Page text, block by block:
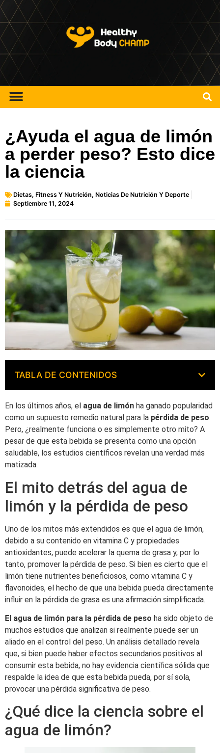
¿Ayuda el agua de limón
a perder peso? Esto dice
la ciencia
Dietas, Fitness Y Nutrición, Noticias De Nutrición Y Deporte
Septiembre 11, 2024
TABLA DE CONTENIDOS
En los últimos años, el agua de limón ha ganado popularidad
como un supuesto remedio natural para la pérdida de peso.
Pero, ¿realmente funciona o es simplemente otro mito? A
pesar de que esta bebida se presenta como una opción
saludable, los estudios científicos revelan una verdad más
matizada.
El mito detrás del agua de
limón y la pérdida de peso
Uno de los mitos más extendidos es que el agua de limón,
debido a su contenido en vitamina C y propiedades
antioxidantes, puede acelerar la quema de grasa y, por lo
tanto, promover la pérdida de peso. Si bien es cierto que el
limón tiene nutrientes beneficiosos, como vitamina C y
flavonoides, el hecho de que una bebida pueda directamente
influir en la pérdida de grasa es una afirmación simplificada.
El agua de limón para la pérdida de peso ha sido objeto de
muchos estudios que analizan si realmente puede ser un
aliado en el control del peso. Un análisis detallado revela
que, si bien puede haber efectos secundarios positivos al
consumir esta bebida, no hay evidencia científica sólida que
respalde la idea de que esta bebida pueda, por sí sola,
provocar una pérdida significativa de peso.
¿Qué dice la ciencia sobre el
agua de limón?